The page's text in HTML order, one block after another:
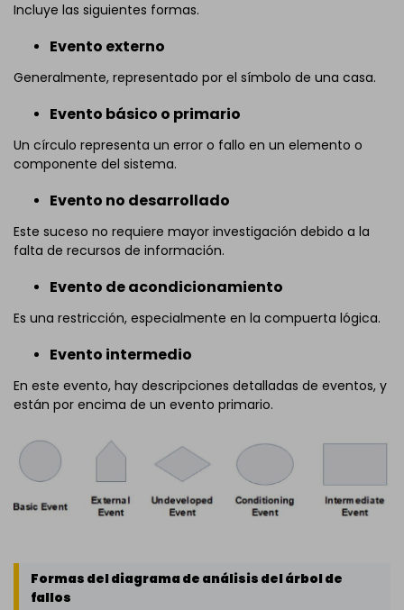
Incluye las siguientes formas.
Evento externo
Generalmente, representado por el símbolo de una casa.
Evento básico o primario
Un círculo representa un error o fallo en un elemento o
componente del sistema.
Evento no desarrollado
Este suceso no requiere mayor investigación debido a la
falta de recursos de información.
Evento de acondicionamiento
Es una restricción, especialmente en la compuerta lógica.
Evento intermedio
En este evento, hay descripciones detalladas de eventos, y
están por encima de un evento primario.
Formas del diagrama de análisis del árbol de
fallos